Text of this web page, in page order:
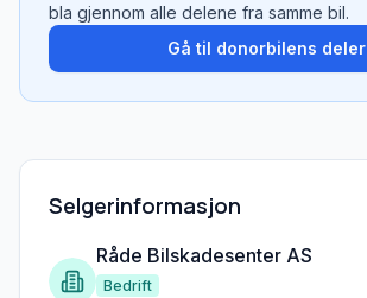
bla gjennom alle delene fra samme bil.
Gå til donorbilens deler
Selgerinformasjon
Råde Bilskadesenter AS
Bedrift